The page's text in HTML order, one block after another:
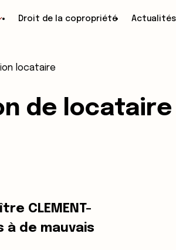
Droit de la copropriété
locataire
de locataire
CLEMENT-
à de mauvais